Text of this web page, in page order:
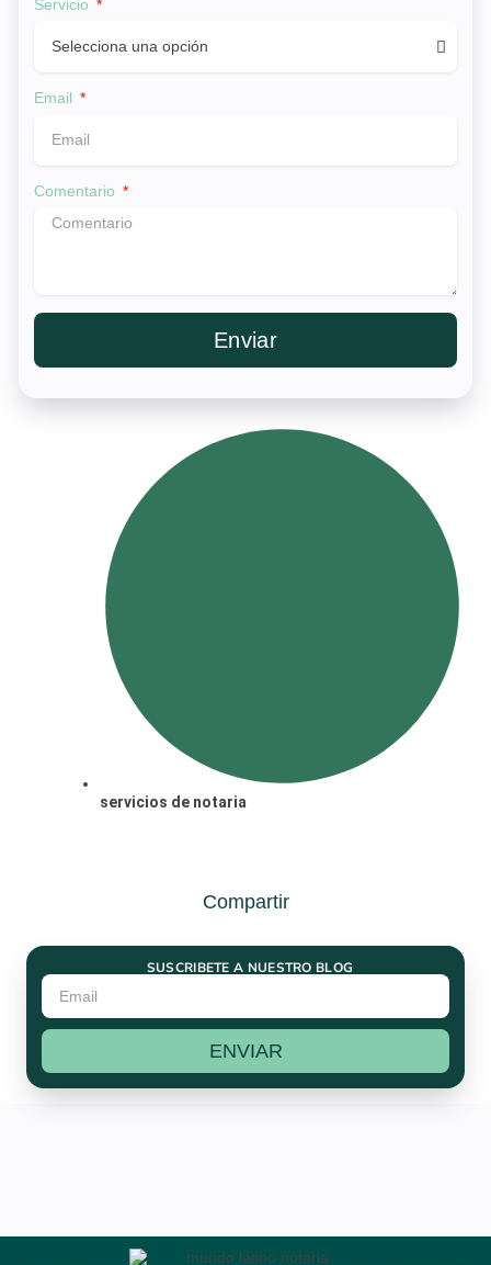
Servicio
Email
Comentario
Enviar
servicios de notaria
Compartir
SUSCRIBETE A NUESTRO BLOG
ENVIAR